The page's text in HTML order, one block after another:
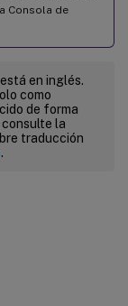
Consola de
en inglés.
como
de forma
la
traducción
.